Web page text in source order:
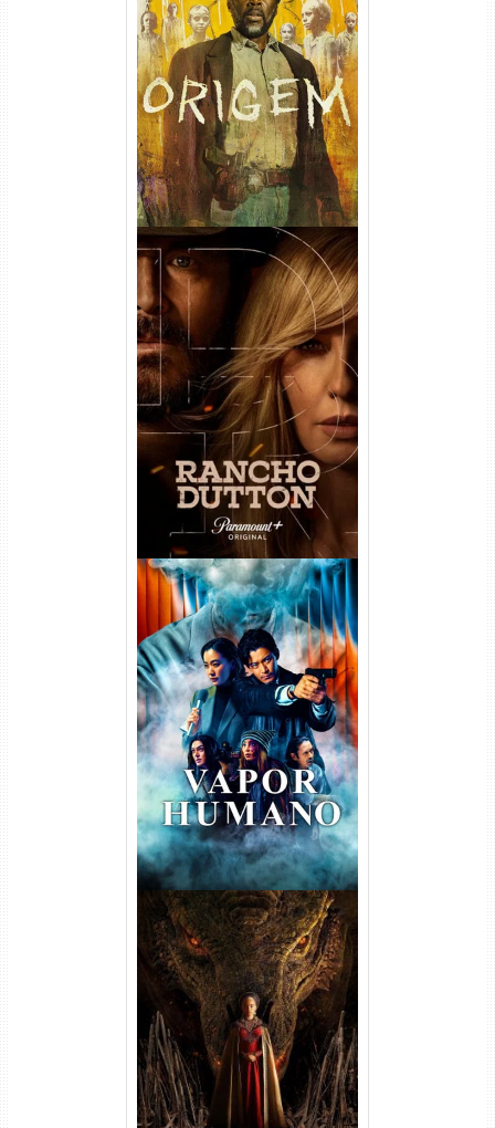
Origem 4ª Temporada Torrent
(2026) WEB-DL 1080p/4K
Dual Áudio
Rancho Dutton 1ª
Temporada Torrent (2026)
WEB-DL 1080p Dual Áudio
Vapor Humano 1ª Temporada
Torrent (2026) WEB-DL 1080p
Dual Áudio
A Casa do Dragão 1ª
Temporada Torrent (2022)
WEB-DL 720p/1080p Dual
Áudio